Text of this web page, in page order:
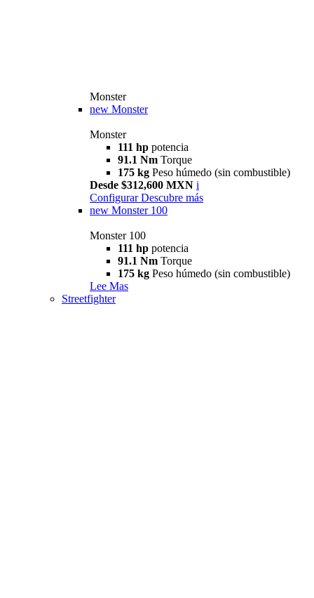
Monster
new Monster
Monster
111 hp potencia
91.1 Nm Torque
175 kg Peso húmedo (sin combustible)
Desde $312,600 MXN i
Configurar Descubre más
new Monster 100
Monster 100
111 hp potencia
91.1 Nm Torque
175 kg Peso húmedo (sin combustible)
Lee Mas
Streetfighter